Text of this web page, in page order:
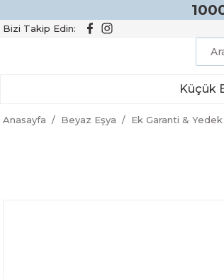
Bizi Takip Edin:
Küçük
Anasayfa Beyaz Eşya Ek Garanti &